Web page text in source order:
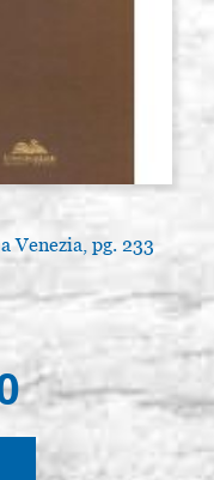
Venezia, pg. 233